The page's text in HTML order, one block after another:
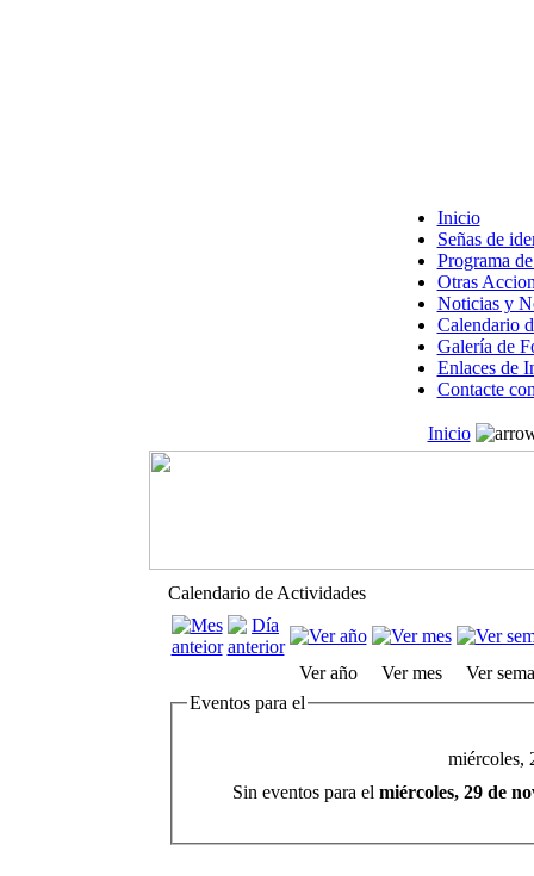
Inicio
Señas de
Programa
Otras
Noticias y
Calendario
Galería de
Enlaces de
Contacte
Inicio
Calendario de Actividades
Ver año Ver mes
Ver
Eventos para el
miércoles,
Sin eventos para el miércoles, 29 de